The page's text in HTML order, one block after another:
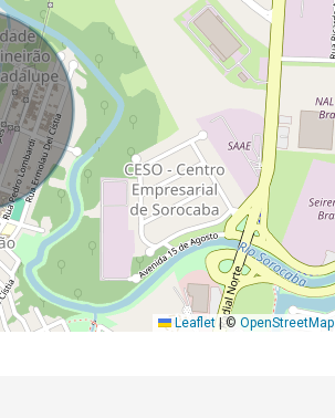
Leaflet |© OpenStreetMap